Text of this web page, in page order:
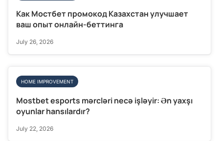
Как Мостбет промокод Казахстан улучшает
ваш опыт онлайн-беттинга
July 26, 2026
HOME IMPROVEMENT
Mostbet esports mərcləri necə işləyir: Ən yaxşı
oyunlar hansılardır?
July 22, 2026